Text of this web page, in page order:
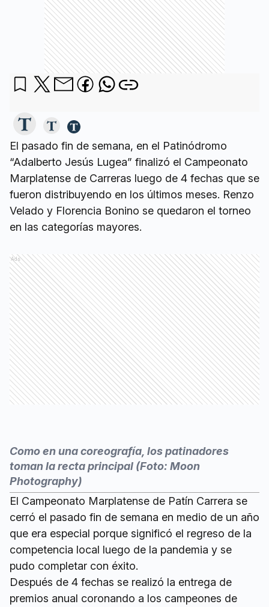
El pasado fin de semana, en el Patinódromo
“Adalberto Jesús Lugea” finalizó el Campeonato
Marplatense de Carreras luego de 4 fechas que se
fueron distribuyendo en los últimos meses. Renzo
Velado y Florencia Bonino se quedaron el torneo
en las categorías mayores.
Ads
Como en una coreografía, los patinadores
toman la recta principal (Foto: Moon
Photography)
El Campeonato Marplatense de Patín Carrera se
cerró el pasado fin de semana en medio de un año
que era especial porque significó el regreso de la
competencia local luego de la pandemia y se
pudo completar con éxito.
Después de 4 fechas se realizó la entrega de
premios anual coronando a los campeones de